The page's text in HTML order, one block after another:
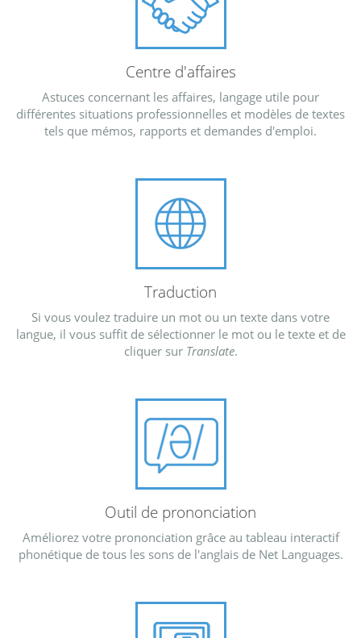
Centre d'affaires
Astuces concernant les affaires, langage utile pour
différentes situations professionnelles et modèles de textes
tels que mémos, rapports et demandes d'emploi.
Traduction
Si vous voulez traduire un mot ou un texte dans votre
langue, il vous suffit de sélectionner le mot ou le texte et de
cliquer sur Translate.
Outil de prononciation
Améliorez votre prononciation grâce au tableau interactif
phonétique de tous les sons de l'anglais de Net Languages.